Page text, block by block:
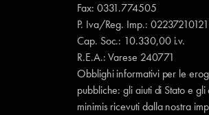
Fax: 0331.774505
P. Iva/Reg. Imp.: 02237210121
Cap. Soc.: 10.330,00 i.v.
R.E.A.: Varese 240771
Obblighi informativi per le
pubbliche: gli aiuti di Stato e gli
minimis ricevuti dalla nostra